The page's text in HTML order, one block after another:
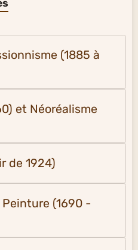
(1885 à
et Néoréalisme
de 1924)
(1690 -